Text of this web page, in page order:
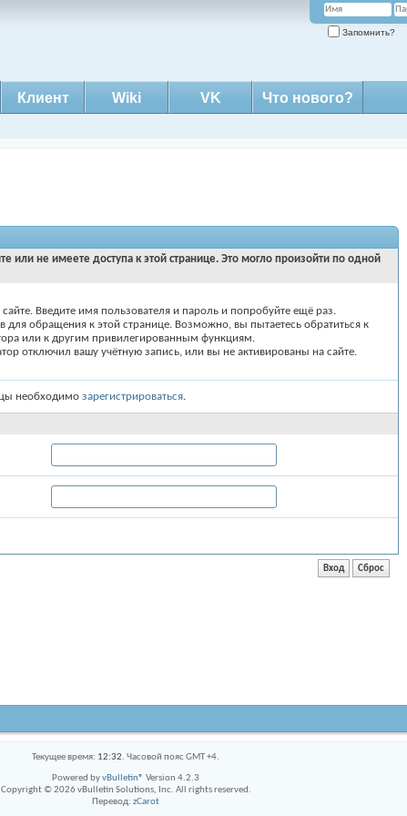
Запомнить?
Клиент Wiki VK Что нового?
или не имеете доступа к этой странице. Это могло произойти по одной
Введите имя пользователя и пароль и попробуйте ещё раз.
для обращения к этой странице. Возможно, вы пытаетесь обратиться к
или к другим привилегированным функциям.
отключил вашу учётную запись, или вы не активированы на сайте.
необходимо зарегистрироваться.
Текущее время: 12:32. Часовой пояс GMT +4.
Powered byvBulletin® Version 4.2.3
Copyright © 2026 vBulletin Solutions, Inc. All rights reserved.
Перевод: zCarot